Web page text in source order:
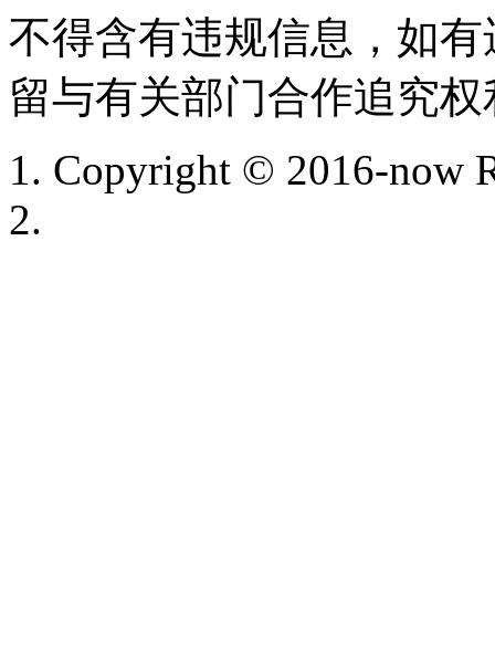
不得含有违规信息，如
留与有关部门合作追究权
Copyright © 2016-now